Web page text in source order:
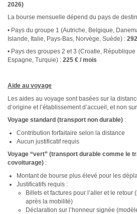
2026)
La bourse mensuelle dépend du pays de
• Pays du groupe 1 (Autriche, Belgique,
Islande, Italie, Pays-Bas, Norvège, Suède) :
• Pays des groupes 2 et 3 (Croatie,
Espagne, Turquie) : 225 € / mois
Aide au voyage
Les aides au voyage sont basées sur la
d’origine et l’établissement d’accueil, et non
Voyage standard (transport non durable) :
Contribution forfaitaire selon la distance
Aucun justificatif requis
Voyage “vert” (transport durable comme le
covoiturage) :
Montant de bourse plus élevé pour les
Justificatifs requis :
Billets et factures pour l’aller et le retour
après la mobilité)
Déclaration sur l’honneur signée